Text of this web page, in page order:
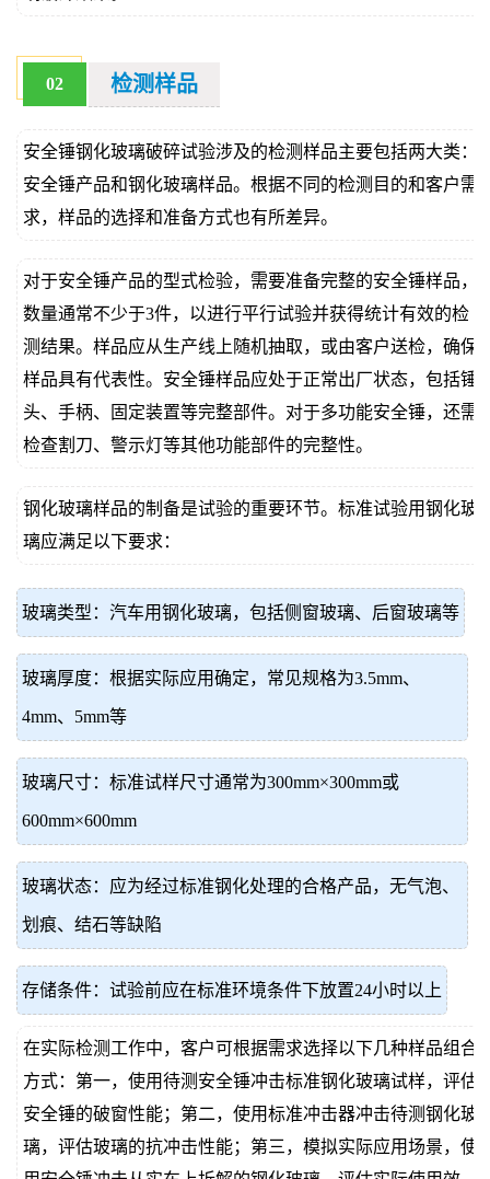
02 检测样品
安全锤钢化玻璃破碎试验涉及的检测样品主要包括两大类：
安全锤产品和钢化玻璃样品。根据不同的检测目的和客户需
求，样品的选择和准备方式也有所差异。
对于安全锤产品的型式检验，需要准备完整的安全锤样品，
数量通常不少于3件，以进行平行试验并获得统计有效的检
测结果。样品应从生产线上随机抽取，或由客户送检，确保
样品具有代表性。安全锤样品应处于正常出厂状态，包括锤
头、手柄、固定装置等完整部件。对于多功能安全锤，还需
检查割刀、警示灯等其他功能部件的完整性。
钢化玻璃样品的制备是试验的重要环节。标准试验用钢化玻
璃应满足以下要求：
玻璃类型：汽车用钢化玻璃，包括侧窗玻璃、后窗玻璃等
玻璃厚度：根据实际应用确定，常见规格为3.5mm、
4mm、5mm等
玻璃尺寸：标准试样尺寸通常为300mm×300mm或
600mm×600mm
玻璃状态：应为经过标准钢化处理的合格产品，无气泡、
划痕、结石等缺陷
存储条件：试验前应在标准环境条件下放置24小时以上
在实际检测工作中，客户可根据需求选择以下几种样品组合
方式：第一，使用待测安全锤冲击标准钢化玻璃试样，评估
安全锤的破窗性能；第二，使用标准冲击器冲击待测钢化玻
璃，评估玻璃的抗冲击性能；第三，模拟实际应用场景，使